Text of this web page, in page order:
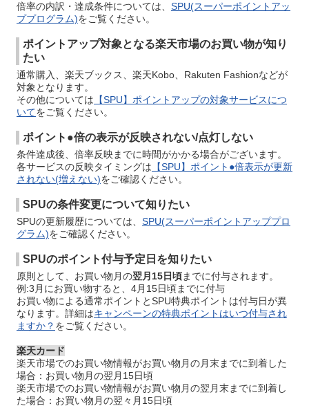
倍率の内訳・達成条件については、 SPU(スーパーポイントアッ
ププログラム)をご覧ください。
ポイントアップ対象となる楽天市場のお買い物が知り
たい
通常購入、楽天ブックス、楽天Kobo、Rakuten Fashionなどが
対象となります。
その他については 【SPU】ポイントアップの対象サービスにつ
いてをご覧ください。
ポイント●倍の表示が反映されない/点灯しない
条件達成後、倍率反映までに時間がかかる場合がございます。
各サービスの反映タイミングは 【SPU】ポイント●倍表示が更新
されない(増えない)をご確認ください。
SPUの条件変更について知りたい
SPUの更新履歴については、 SPU(スーパーポイントアッププロ
グラム)をご確認ください。
SPUのポイント付与予定日を知りたい
原則として、お買い物月の翌月15日頃までに付与されます。
例:3月にお買い物すると、4月15日頃までに付与
お買い物による通常ポイントとSPU特典ポイントは付与日が異
なります。詳細はキャンペーンの特典ポイントはいつ付与され
ますか？ をご覧ください。
楽天カード
楽天市場でのお買い物情報がお買い物月の月末までに到着した
場合：お買い物月の翌月15日頃
楽天市場でのお買い物情報がお買い物月の翌月末までに到着し
た場合：お買い物月の翌々月15日頃